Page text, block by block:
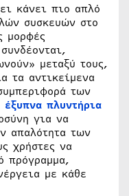
κάνει πιο απλό
συσκευών στο
μορφές
μεταξύ τους,
τα αντικείμενα
των
έξυπνα πλυντήρια
για να
απαλότητα των
χρήστες να
πρόγραμμα,
με κάθε